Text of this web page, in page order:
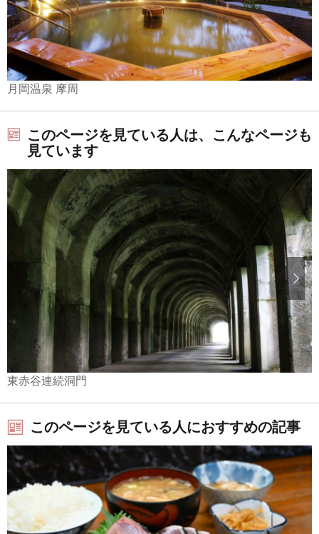
月岡温泉 摩周
このページを見ている人は、こんなページも
見ています
東赤谷連続洞門
このページを見ている人におすすめの記事